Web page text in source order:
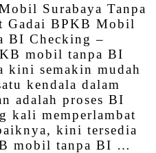
Surabaya Tanpa
Gadai BPKB Mobil
BI Checking –
mobil tanpa BI
kini semakin mudah
kendala dalam
adalah proses BI
kali memperlambat
kini tersedia
mobil tanpa BI …